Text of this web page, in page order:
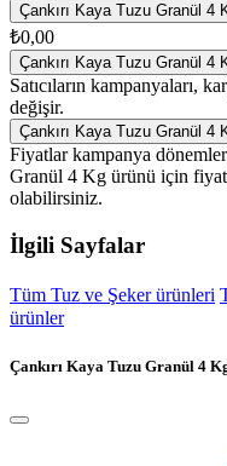
Çankırı Kaya Tuzu Granül 4
₺0,00
Çankırı Kaya Tuzu Granül 4
Satıcıların kampanyaları,
değişir.
Çankırı Kaya Tuzu Granül 4
Fiyatlar kampanya
Granül 4 Kg ürünü için fiyat
olabilirsiniz.
İlgili Sayfalar
Tüm Tuz ve Şeker ürünleri
ürünler
Çankırı Kaya Tuzu Granül 4